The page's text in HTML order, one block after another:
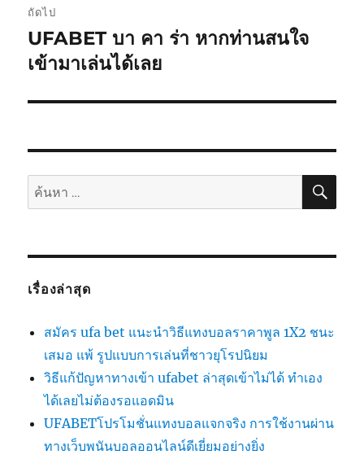
ถัดไป
เรื่อง
ต่อ
UFABET บา คา ร่า หากท่านสนใจ
เข้ามาเล่นได้เลย
ค้นหา: ค้น
เรื่องล่าสุด
สมัคร ufa bet แนะนำวิธีแทงบอลราคาพูล 1X2 ชนะ
เสมอ แพ้ รูปแบบการเล่นที่ชาวยุโรปนิยม
วิธีแก้ปัญหาทางเข้า ufabet ล่าสุดเข้าไม่ได้ ทำเอง
ได้เลยไม่ต้องรอแอดมิน
UFABETโปรโมชั่นแทงบอลแจกจริง การใช้งานผ่าน
ทางเว็บพนันบอลออนไลน์ดีเยี่ยมอย่างยิ่ง